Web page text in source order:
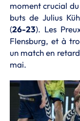
moment crucial
buts de Julius
(26-23). Les
Flensburg, et à
un match en
mai.